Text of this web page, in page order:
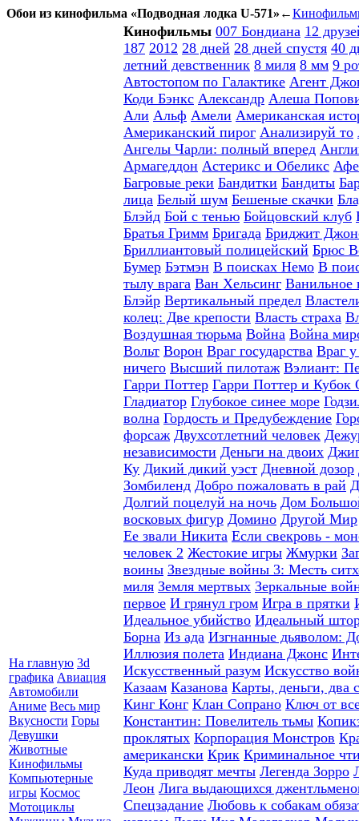
Обои из кинофильма «Подводная лодка U-571» ←
На главную 3d
графика Авиация
Автомобили
Аниме Весь мир
Вкусности Горы
Девушки
Животные
Кинофильмы
Компьютерные
игры Космос
Мотоциклы
Кинофильмы 007 Бондиана 12
187 2012 28 дней 28 дней спустя 40
летний девственник 8 миля 8 мм 9
Автостопом по Галактике Агент
Коди Бэнкс Александр Алеша
Али Альф Амели Американская
Американский пирог Анализируй то
Ангелы Чарли: полный вперед
Армагеддон Астерикс и Обеликс
Багровые реки Бандитки Бандиты
лица Белый шум Бешеные скачки
Блэйд Бой с тенью Бойцовский клуб
Братья Гримм Бригада Бриджит
Бриллиантовый полицейский Брюс
Бумер Бэтмэн В поисках Немо В
тылу врага Ван Хельсинг Ванильное
Блэйр Вертикальный предел
колец: Две крепости Власть страха
Воздушная тюрьма Война Война
Вольт Ворон Враг государства Враг
ничего Высший пилотаж Вэлиант:
Гарри Поттер Гарри Поттер и Кубок
Гладиатор Глубокое синее море
волна Гордость и Предубеждение
форсаж Двухсотлетний человек
независимости Деньги на двоих
Ку Дикий дикий уэст Дневной дозор
Зомбиленд Добро пожаловать в рай
Долгий поцелуй на ночь Дом
восковых фигур Домино Другой Мир
Ее звали Никита Если свекровь -
человек 2 Жестокие игры Жмурки
воины Звездные войны 3: Месть
миля Земля мертвых Зеркальные
первое И грянул гром Игра в прятки
Идеальное убийство Идеальный
Борна Из ада Изгнанные дьяволом:
Иллюзия полета Индиана Джонс
Искусственный разум Искусство
Казаам Казанова Карты, деньги, два
Кинг Конг Клан Сопрано Ключ от
Константин: Повелитель тьмы
проклятых Корпорация Монстров
американски Крик Криминальное
Куда приводят мечты Легенда Зорро
Леон Лига выдающихся
Спецзадание Любовь к собакам